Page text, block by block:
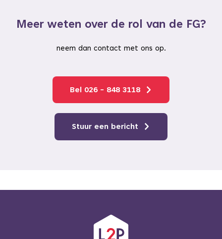
Meer weten over de rol van de FG?
neem dan contact met ons op.
Bel 026 - 848 3118
Stuur een bericht